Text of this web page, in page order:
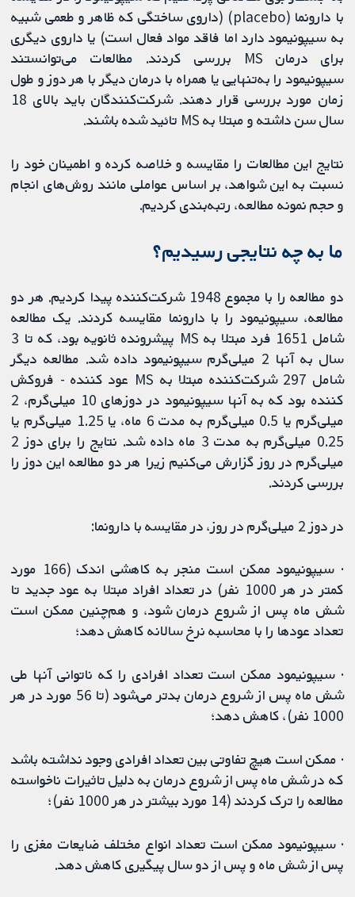
با دارونما (placebo) (داروی ساختگی که ظاهر و طعمی شبیه
به سیپونیمود دارد اما فاقد مواد فعال است) یا داروی دیگری
برای درمان MS بررسی کردند. مطالعات می‌توانستند
سیپونیمود را به‌تنهایی یا همراه با درمان دیگر با هر دوز و طول
زمان مورد بررسی قرار دهند. شرکت‌کنندگان باید بالای 18
سال سن داشته و مبتلا به MS تائید شده باشند.
نتایج این مطالعات را مقایسه و خلاصه کرده و اطمینان خود را
نسبت به این شواهد، بر اساس عواملی مانند روش‌های انجام
و حجم نمونه مطالعه، رتبه‌بندی کردیم.
ما به چه نتایجی رسیدیم؟
دو مطالعه را با مجموع 1948 شرکت‌کننده پیدا کردیم. هر دو
مطالعه، سیپونیمود را با دارونما مقایسه کردند. یک مطالعه
شامل 1651 فرد مبتلا به MS پیشرونده ثانویه بود، که تا 3
سال به آنها 2 میلی‌گرم سیپونیمود داده شد. مطالعه دیگر
شامل 297 شرکت‌کننده مبتلا به MS عود کننده - فروکش
کننده بود که به آنها سیپونیمود در دوزهای 10 میلی‌گرم، 2
میلی‌گرم یا 0.5 میلی‌گرم به مدت 6 ماه، یا 1.25 میلی‌گرم یا
0.25 میلی‌گرم به مدت 3 ماه داده شد. نتایج را برای دوز 2
میلی‌گرم در روز گزارش می‌کنیم زیرا هر دو مطالعه این دوز را
بررسی کردند.
در دوز 2 میلی‌گرم در روز، در مقایسه با دارونما:
· سیپونیمود ممکن است منجر به کاهشی اندک (166 مورد
کمتر در هر 1000 نفر) در تعداد افراد مبتلا به عود جدید تا
شش ماه پس از شروع درمان شود، و هم‌چنین ممکن است
تعداد عودها را با محاسبه نرخ سالانه کاهش دهد؛
· سیپونیمود ممکن است تعداد افرادی را که ناتوانی آنها طی
شش ماه پس از شروع درمان بدتر می‌شود (تا 56 مورد در هر
1000 نفر)، کاهش دهد؛
· ممکن است هیچ تفاوتی بین تعداد افرادی وجود نداشته باشد
که در شش ماه پس از شروع درمان به دلیل تاثیرات ناخواسته
مطالعه را ترک کردند (14 مورد بیشتر در هر 1000 نفر)؛
· سیپونیمود ممکن است تعداد انواع مختلف ضایعات مغزی را
پس از شش ماه و پس از دو سال پیگیری کاهش دهد.